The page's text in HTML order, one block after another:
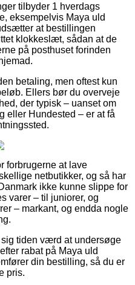
tilbyder 1 hverdags
eksempelvis Maya uld
at bestillingen
klokkeslæt, sådan at de
på posthuset forinden
betaling, men oftest kun
Ellers bør du overveje
der typisk – uanset om
eller Hundested – er at få
forbrugerne at lave
netbutikker, og så har
ikke kunne slippe for
varer – til juniorer, og
– markant, og endda nogle
tiden værd at undersøge
rabat på Maya uld
din bestilling, så du er
pris.